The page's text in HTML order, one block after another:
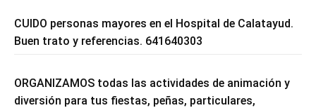
CUIDO personas mayores en el Hospital de Calatayud.
Buen trato y referencias. 641640303
ORGANIZAMOS todas las actividades de animación y
diversión para tus fiestas, peñas, particulares,